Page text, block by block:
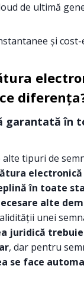
de ultimă
și
garantată în
alte tipuri de
în toate
alte
unei
juridică
, dar pentru
se face